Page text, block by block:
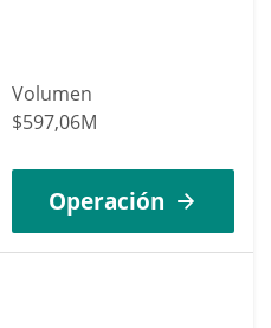
Volumen
$597,06M
Operación